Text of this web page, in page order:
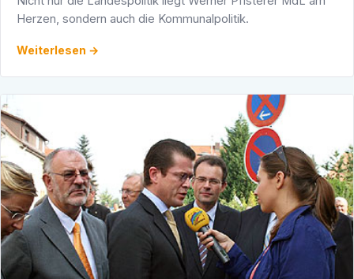
Herzen, sondern auch die Kommunalpolitik.
Weiterlesen →